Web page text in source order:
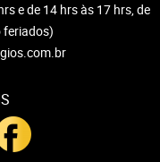
e de 14 hrs às 17 hrs, de
feriados)